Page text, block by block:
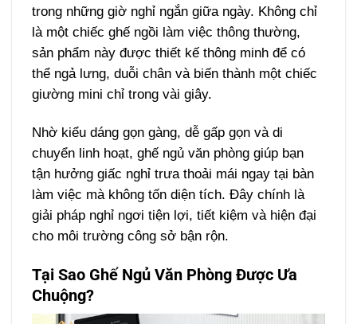
trong những giờ nghỉ ngắn giữa ngày. Không chỉ
là một chiếc ghế ngồi làm việc thông thường,
sản phẩm này được thiết kế thông minh để có
thể ngả lưng, duỗi chân và biến thành một chiếc
giường mini chỉ trong vài giây.
Nhờ kiểu dáng gọn gàng, dễ gấp gọn và di
chuyển linh hoạt, ghế ngủ văn phòng giúp bạn
tận hưởng giấc nghỉ trưa thoải mái ngay tại bàn
làm việc mà không tốn diện tích. Đây chính là
giải pháp nghỉ ngơi tiện lợi, tiết kiệm và hiện đại
cho môi trường công sở bận rộn.
Tại Sao Ghế Ngủ Văn Phòng Được Ưa
Chuộng?